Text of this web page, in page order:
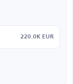
220.0K EUR